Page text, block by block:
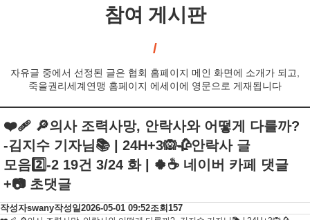
참여 게시판
자유글 중에서 선정된 글은 협회 홈페이지 메인 화면에 소개가 되고,
죽을권리세계연맹 홈페이지 에세이에 영문으로 게재됩니다
❤️‍🩹 🔎의사 조력사망, 안락사와 어떻게 다를까?
-김지수 기자님📚 | 24H+3🙉🥀안락사 글
모음2️⃣-2 19건 3/24 화 | 🍀☕ 네이버 카페 댓글
+📷 초댓글
작성자swany작성일 2026-05-01 09:52조회 157